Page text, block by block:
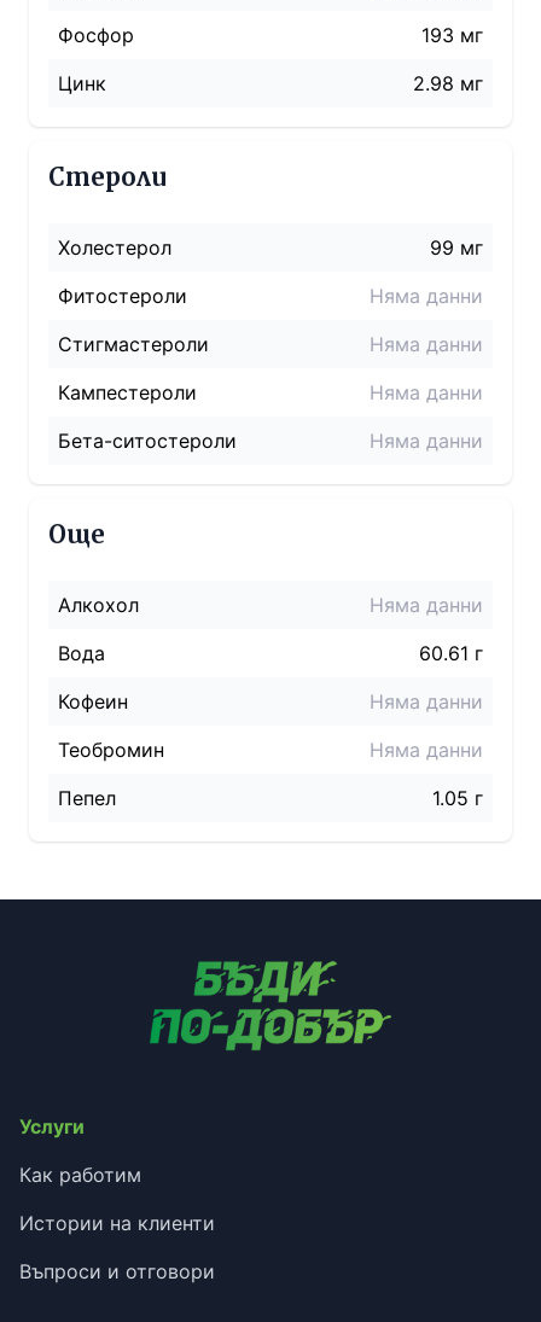
Фосфор
193 мг
Цинк
2.98 мг
Стероли
Холестерол 99 мг
Фитостероли
Няма данни
Стигмастероли
Няма данни
Кампестероли
Няма данни
Бета-ситостероли
Няма данни
Още
Алкохол
Няма данни
Вода
60.61 г
Кофеин
Няма данни
Теобромин
Няма данни
Пепел
1.05 г
Услуги
Как работим
Истории на клиенти
Въпроси и отговори